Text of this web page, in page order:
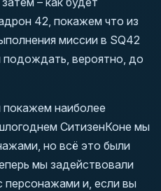
42, покажем что из
миссии в SQ42
подождать, вероятно, до
покажем наиболее
СитизенКоне мы
но всё это были
мы задействовали
и, если вы